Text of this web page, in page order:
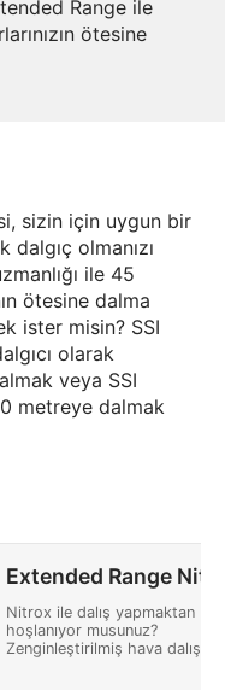
Range ile
ötesine
sizin için uygun bir
olmanızı
ile 45
ötesine dalma
ister misin? SSI
olarak
veya SSI
metreye dalmak
Nitrox ile dalış yapmaktan
hoşlanıyor musunuz?
Zenginleştirilmiş hava